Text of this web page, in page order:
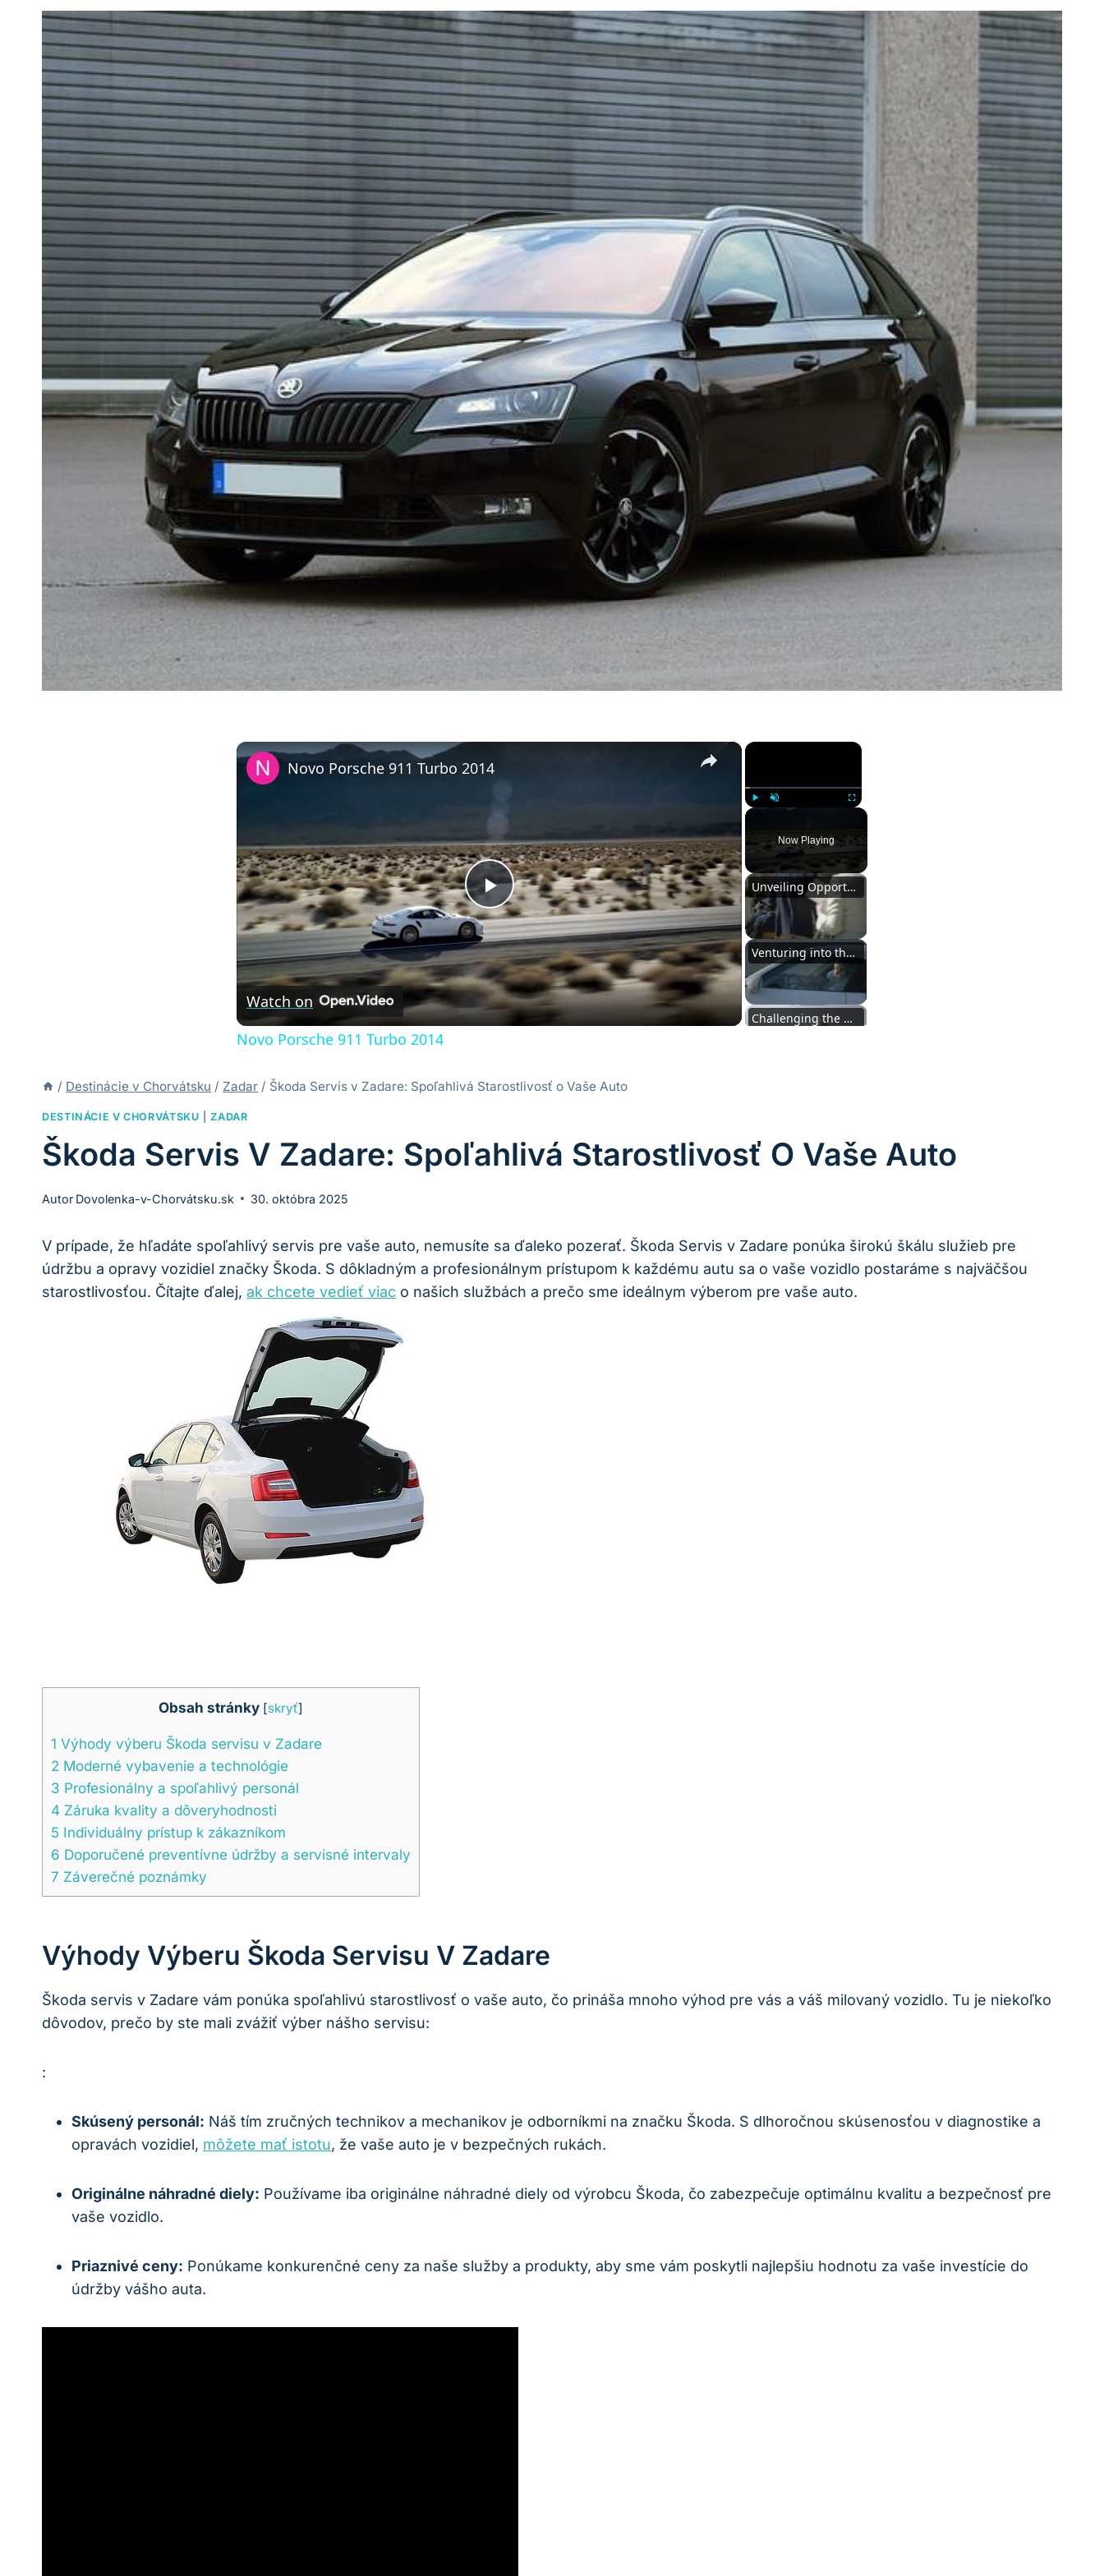
×
Fullscreen
Now Playing
Unveiling Opportunities Beyond Limits
Venturing into the Unknown with Clarity
Challenging the Norms and Innovating
Venturing into the Unknown with Clarity
×
Play
Video
Novo Porsche 911 Turbo 2014
Watch on
Novo Porsche 911 Turbo 2014
/ Destinácie v Chorvátsku / Zadar / Škoda Servis v Zadare: Spoľahlivá Starostlivosť o Vaše Auto
DESTINÁCIE V CHORVÁTSKU |ZADAR
Škoda Servis V Zadare: Spoľahlivá Starostlivosť O Vaše Auto
Autor Dovolenka-v-Chorvátsku.sk 30. októbra 2025
V prípade, že hľadáte spoľahlivý servis pre vaše auto, nemusíte sa ďaleko pozerať. Škoda Servis v Zadare ponúka širokú škálu služieb pre
údržbu a opravy vozidiel značky Škoda. S dôkladným a profesionálnym prístupom k každému autu sa o vaše vozidlo postaráme s najväčšou
starostlivosťou. Čítajte ďalej, ak chcete vedieť viac o našich službách a prečo sme ideálnym výberom pre vaše auto.
Obsah stránky [skryť]
1 Výhody výberu Škoda servisu v Zadare
2 Moderné vybavenie a technológie
3 Profesionálny a spoľahlivý personál
4 Záruka kvality a dôveryhodnosti
5 Individuálny prístup k zákazníkom
6 Doporučené preventívne údržby a servisné intervaly
7 Záverečné poznámky
Výhody Výberu Škoda Servisu V Zadare
Škoda servis v Zadare vám ponúka spoľahlivú starostlivosť o vaše auto, čo prináša mnoho výhod pre vás a váš milovaný vozidlo. Tu je niekoľko
dôvodov, prečo by ste mali zvážiť výber nášho servisu:
:
Skúsený personál: Náš tím zručných technikov a mechanikov je odborníkmi na značku Škoda. S dlhoročnou skúsenosťou v diagnostike a
opravách vozidiel, môžete mať istotu, že vaše auto je v bezpečných rukách.
Originálne náhradné diely: Používame iba originálne náhradné diely od výrobcu Škoda, čo zabezpečuje optimálnu kvalitu a bezpečnosť pre
vaše vozidlo.
Priaznivé ceny: Ponúkame konkurenčné ceny za naše služby a produkty, aby sme vám poskytli najlepšiu hodnotu za vaše investície do
údržby vášho auta.